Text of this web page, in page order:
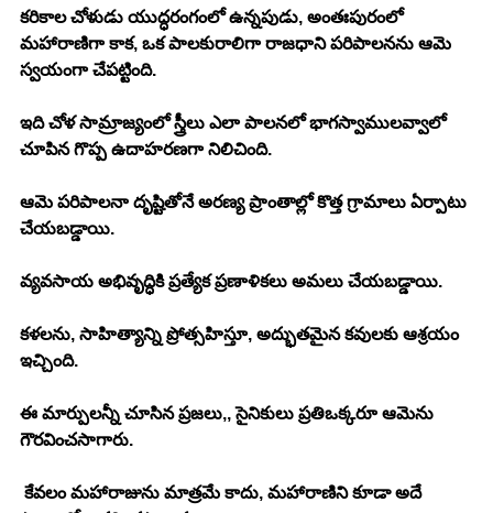
కరికాల చోళుడు యుద్ధరంగంలో ఉన్నపుడు, అంతఃపురంలో
మహారాణిగా కాక, ఒక పాలకురాలిగా రాజధాని పరిపాలనను ఆమె
స్వయంగా చేపట్టింది.
ఇది చోళ సామ్రాజ్యంలో స్త్రీలు ఎలా పాలనలో భాగస్వాములవ్వాలో
చూపిన గొప్ప ఉదాహరణగా నిలిచింది.
ఆమె పరిపాలనా దృష్టితోనే అరణ్య ప్రాంతాల్లో కొత్త గ్రామాలు ఏర్పాటు
చేయబడ్డాయి.
వ్యవసాయ అభివృద్ధికి ప్రత్యేక ప్రణాళికలు అమలు చేయబడ్డాయి.
కళలను, సాహిత్యాన్ని ప్రోత్సహిస్తూ, అద్భుతమైన కవులకు ఆశ్రయం
ఇచ్చింది.
ఈ మార్పులన్నీ చూసిన ప్రజలు,, సైనికులు ప్రతిఒక్కరూ ఆమెను
గౌరవించసాగారు.
కేవలం మహారాజును మాత్రమే కాదు, మహారాణిని కూడా అదే